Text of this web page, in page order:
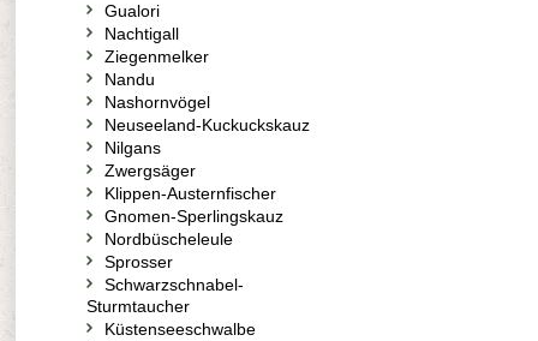
Gualori
Nachtigall
Ziegenmelker
Nandu
Nashornvögel
Neuseeland-Kuckuckskauz
Nilgans
Zwergsäger
Klippen-Austernfischer
Gnomen-Sperlingskauz
Nordbüscheleule
Sprosser
Schwarzschnabel-
Sturmtaucher
Küstenseeschwalbe